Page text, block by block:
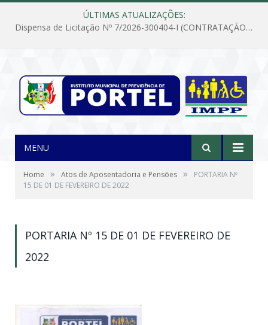
ÚLTIMAS ATUALIZAÇÕES:
Dispensa de Licitação Nº 7/2026-300404-I (CONTRATAÇÃO DE EMPRESA PARA MANUTENÇÃO E REPARAÇÃO DE APARELHOS DE AR CONDICIONADO, EM ATENDIMENTO ÀS NECESSIDADES DO INSTITUTO DE PREVIDÊNCIA MUNICIPAL DE PORTEL/PA)
MENU
Home » Atos de Aposentadoria e Pensões »
PORTARIA Nº
15 DE 01 DE FEVEREIRO DE 2022
PORTARIA Nº 15 DE 01 DE FEVEREIRO DE
2022